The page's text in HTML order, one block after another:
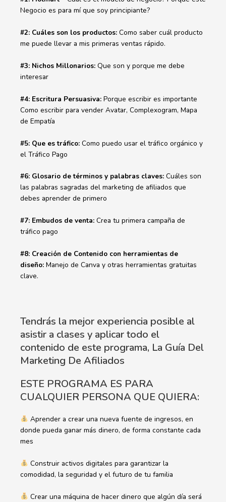
Negocio es para mí que soy principiante?
#2: Cuáles son los productos: Como saber cuál producto
me puede llevar a mis primeras ventas rápido.
#3: Nichos Millonarios: Que son y porque me debe
interesar
#4: Escritura Persuasiva: Porque escribir es importante
Como escribir para vender Avatar, Complexogram, Mapa
de Empatía
#5: Que es tráfico: Como puedo usar el tráfico orgánico y
el Tráfico Pago
#6: Glosario de términos y palabras claves: Cuáles son
las palabras sagradas del marketing de afiliados que
debes aprender de primero
#7: Embudos de venta: Crea tu primera campaña de
tráfico pago
#8: Creación de Contenido con herramientas de
diseño: Manejo de Canva y otras herramientas gratuitas
clave.
Tendrás la mejor experiencia posible al
asistir a clases y aplicar todo el
contenido de este programa, La Guía Del
Marketing De Afiliados
ESTE PROGRAMA ES PARA
CUALQUIER PERSONA QUE QUIERA:
Aprender a crear una nueva fuente de ingresos, en
donde pueda ganar más dinero, de forma constante cada
mes
Construir activos digitales para garantizar la
comodidad, la seguridad y el futuro de tu familia
Crear una máquina de hacer dinero que algún día será